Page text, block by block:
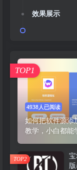
效果展示
4938人已阅读
如何把软件源添
教学，小白都能
TOP1
TOP2